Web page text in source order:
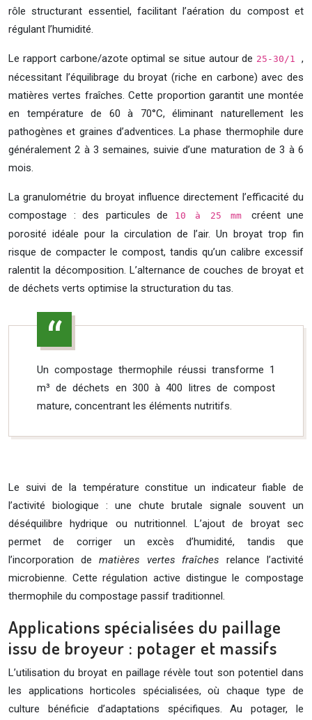
rôle structurant essentiel, facilitant l’aération du compost et
régulant l’humidité.
Le rapport carbone/azote optimal se situe autour de 25-30/1,
nécessitant l’équilibrage du broyat (riche en carbone) avec des
matières vertes fraîches. Cette proportion garantit une montée
en température de 60 à 70°C, éliminant naturellement les
pathogènes et graines d’adventices. La phase thermophile dure
généralement 2 à 3 semaines, suivie d’une maturation de 3 à 6
mois.
La granulométrie du broyat influence directement l’efficacité du
compostage : des particules de
10 à 25 mm créent une
porosité idéale pour la circulation de l’air. Un broyat trop fin
risque de compacter le compost, tandis qu’un calibre excessif
ralentit la décomposition. L’alternance de couches de broyat et
de déchets verts optimise la structuration du tas.
Un compostage thermophile réussi transforme 1
m³ de déchets en 300 à 400 litres de compost
mature, concentrant les éléments nutritifs.
Le suivi de la température constitue un indicateur fiable de
l’activité biologique : une chute brutale signale souvent un
déséquilibre hydrique ou nutritionnel. L’ajout de broyat sec
permet de corriger un excès d’humidité, tandis que
l’incorporation de matières vertes fraîchesrelance l’activité
microbienne. Cette régulation active distingue le compostage
thermophile du compostage passif traditionnel.
Applications spécialisées du paillage
issu de broyeur : potager et massifs
L’utilisation du broyat en paillage révèle tout son potentiel dans
les applications horticoles spécialisées, où chaque type de
culture bénéficie d’adaptations spécifiques. Au potager, le